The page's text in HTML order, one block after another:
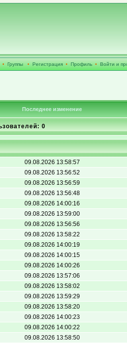
• Группы • Регистрация • Профиль • Войти и
Последнее изменение
0
09.08.2026 13:58:57
09.08.2026 13:56:52
09.08.2026 13:56:59
09.08.2026 13:56:48
09.08.2026 14:00:16
09.08.2026 13:59:00
09.08.2026 13:56:56
09.08.2026 13:58:22
09.08.2026 14:00:19
09.08.2026 14:00:15
09.08.2026 14:00:26
09.08.2026 13:57:06
09.08.2026 13:58:02
09.08.2026 13:59:29
09.08.2026 13:58:20
09.08.2026 14:00:23
09.08.2026 14:00:22
09.08.2026 13:58:50